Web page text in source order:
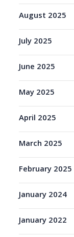
August 2025
July 2025
June 2025
May 2025
April 2025
March 2025
February 2025
January 2024
January 2022